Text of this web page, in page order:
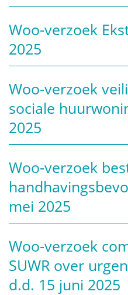
Woo-verzoek
2025
Woo-verzoek
sociale
2025
Woo-verzoek
mei 2025
Woo-verzoek
SUWR over
d.d. 15 juni 2025